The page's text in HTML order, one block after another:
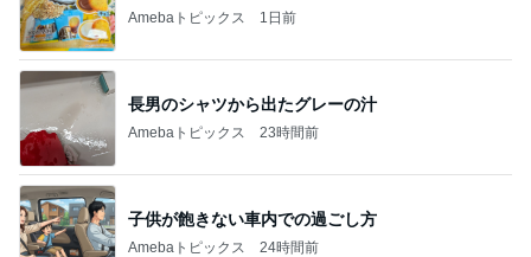
Amebaトピックス 1日前
長男のシャツから出たグレーの汁
Amebaトピックス 23時間前
子供が飽きない車内での過ごし方
Amebaトピックス 24時間前